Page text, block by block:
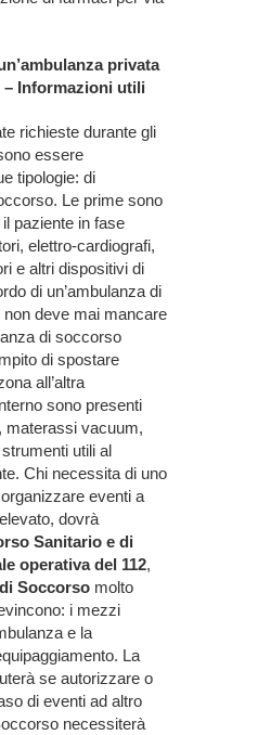
privata
Informazioni utili
richieste durante gli
essere
tipologie: di
Le prime sono
paziente in fase
elettro-cardiografi,
e altri dispositivi di
di un’ambulanza di
deve mai mancare
di soccorso
di spostare
all’altra
sono presenti
materassi vacuum,
utili al
Chi necessita di uno
eventi a
dovrà
Sanitario e di
operativa del 112,
Soccorso molto
i mezzi
e la
La
se autorizzare o
di eventi ad altro
necessiterà